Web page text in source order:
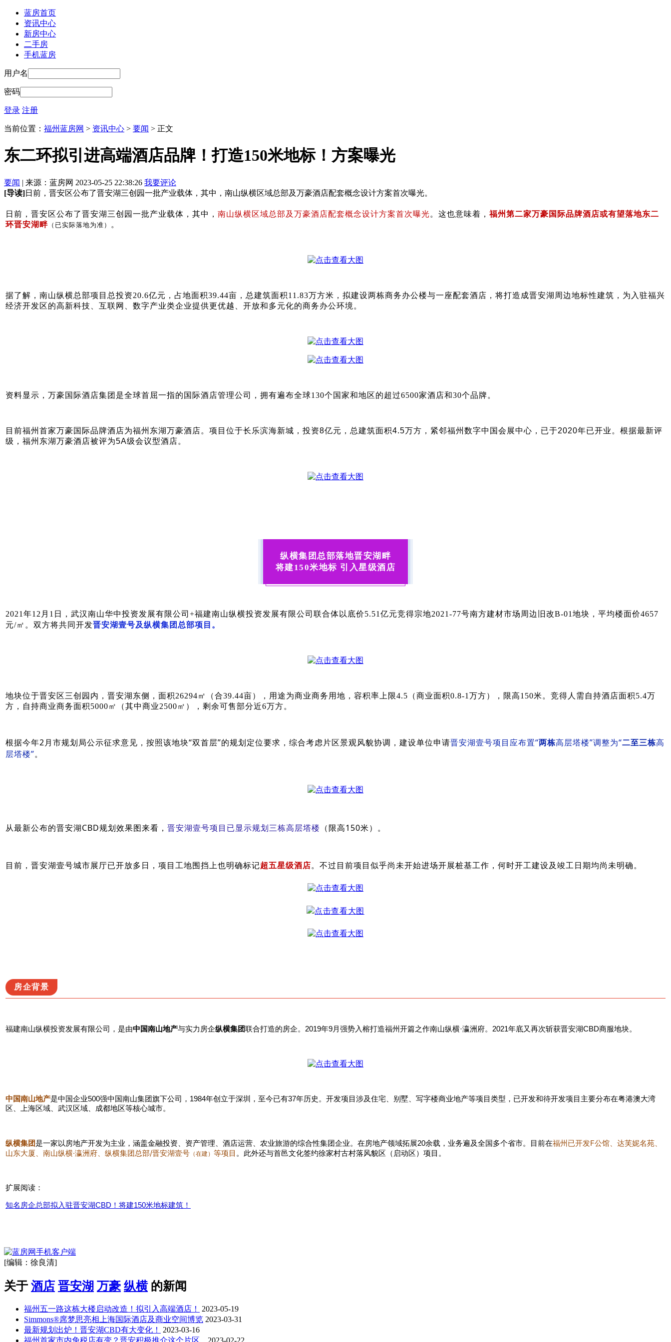
蓝房首页
资讯中心
新房中心
二手房
手机蓝房
用户名
密码
登录 注册
当前位置： 福州蓝房网 > 资讯中心 > 要闻 > 正文
东二环拟引进高端酒店品牌！打造150米地标！方案曝光
要闻 | 来源：蓝房网 2023-05-25 22:38:26 我要评论
[导读]日前，晋安区公布了晋安湖三创园一批产业载体，其中，南山纵横区域总部及万豪酒店配套概念设计方案首次曝光。
日前，晋安区公布了晋安湖三创园一批产业载体，其中， 南山纵横区域总部及万豪酒店配套概念设计方案首次曝光。 这也意味着，福州第二家万豪国际品牌酒店或有望落地东二
环晋安湖畔 （已实际落地为准） 。
据了解，南山纵横总部项目总投资20.6亿元，占地面积39.44亩，总建筑面积11.83万方米，拟建设两栋商务办公楼与一座配套酒店，将打造成晋安湖周边地标性建筑，为入驻福兴
经济开发区的高新科技、互联网、数字产业类企业提供更优越、开放和多元化的商务办公环境。
资料显示，万豪国际酒店集团是全球首屈一指的国际酒店管理公司，拥有遍布全球130个国家和地区的超过6500家酒店和30个品牌。
目前福州首家万豪国际品牌酒店为福州东湖万豪酒店。项目位于长乐滨海新城，投资8亿元，总建筑面积4.5万方，紧邻福州数字中国会展中心，已于2020年已开业。根据最新评
级，福州东湖万豪酒店被评为5A级会议型酒店。
纵横集团总部落地晋安湖畔
将建150米地标 引入星级酒店
2021年12月1日 ， 武汉南山华中投资发展有限公司+福建南山纵横投资发展有限公司联合体以底价5.51亿元竞得宗地2021-77号南方建材市场周边旧改B-01地块 ，平均楼面价4657
元/㎡。 双方将共同开发晋安湖壹号及纵横集团总部项目。
地块位于晋安区三创园内，晋安湖东侧，面积26294㎡（合39.44亩），用途为商业商务用地，容积率上限4.5（商业面积0.8-1万方），限高150米。 竞得人需自持酒店面积5.4万
方，自持商业商务面积5000㎡（其中商业2500㎡），剩余可售部分近6万方。
根据今年2月市规划局公示征求意见，按照该地块“双首层”的规划定位要求，综合考虑片区景观风貌协调，建设单位申请晋安湖壹号项目应布置“两栋高层塔楼”调整为“二至三栋高
层塔楼”。
从最新公布的晋安湖CBD规划效果图来看， 晋安湖壹号项目已显示规划三栋高层塔楼 （限高150米）。
目前，晋安湖壹号城市展厅已开放多日，项目工地围挡上也明确标记超五星级酒店。不过目前项目似乎尚未开始进场开展桩基工作，何时开工建设及竣工日期均尚未明确。
房企背景
福建南山纵横投资发展有限公司，是由中国南山地产与实力房企纵横集团联合打造的房企。2019年9月强势入榕打造福州开篇之作南山纵横·瀛洲府。2021年底又再次斩获晋安湖CBD商服地块。
中国南山地产是中国企业500强中国南山集团旗下公司， 1984年创立于深圳， 至今已有37年历史。开发项目涉及住宅、别墅、写字楼商业地产等项目类型，已开发和待开发项目主要分布在粤港澳大湾
区、上海区域、武汉区域、成都地区等核心城市。
纵横集团是一家以房地产开发为主业，涵盖金融投资、资产管理、酒店运营、农业旅游的综合性集团企业。在房地产领域拓展20余载，业务遍及全国多个省市。目前在福州已开发F公馆、达芙妮名苑、
山东大厦、南山纵横·瀛洲府、纵横集团总部/晋安湖壹号 （在建） 等项目 。此外还与首邑文化签约徐家村古村落风貌区（启动区）项目。
扩展阅读：
知名房企总部拟入驻晋安湖CBD！将建150米地标建筑！
[编辑：徐良清]
关于 酒店 晋安湖 万豪 纵横 的新闻
福州五一路这栋大楼启动改造！拟引入高端酒店！
2023-05-19
Simmons®席梦思亮相上海国际酒店及商业空间博览 2023-03-31
最新规划出炉！晋安湖CBD有大变化！
2023-03-16
福州首家市内免税店有变？晋安积极推介这个片区...
2023-02-22